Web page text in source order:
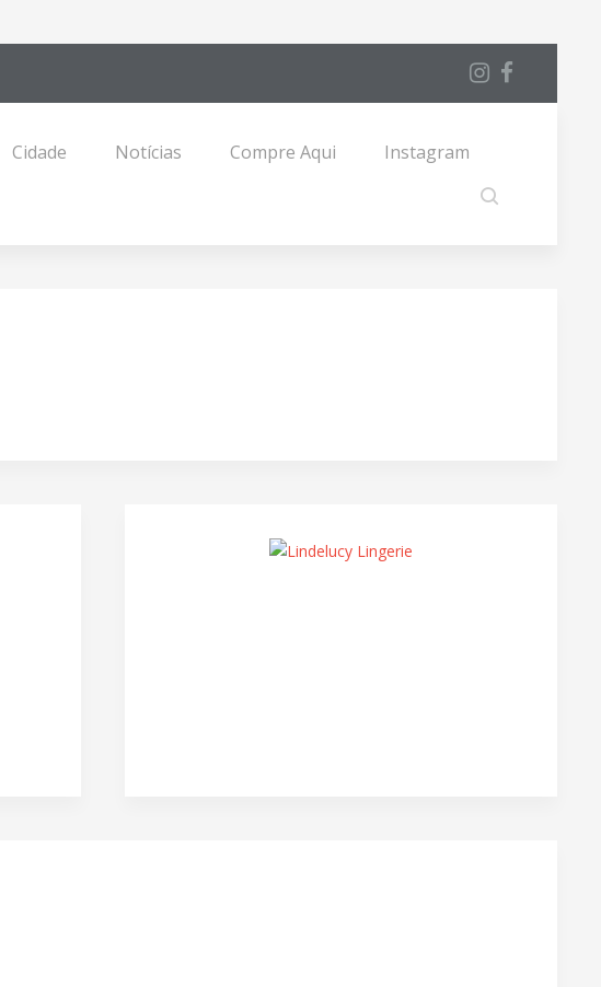
Cidade Notícias Compre Aqui Instagram